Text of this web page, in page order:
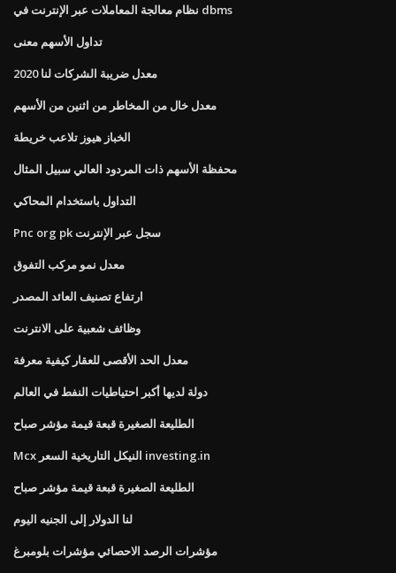
نظام معالجة المعاملات عبر الإنترنت في dbms
تداول الأسهم معنى
معدل ضريبة الشركات لنا 2020
معدل خال من المخاطر من اثنين من الأسهم
الخباز هيوز تلاعب خريطة
محفظة الأسهم ذات المردود العالي سبيل المثال
التداول باستخدام المحاكي
Pnc org pk سجل عبر الإنترنت
معدل نمو مركب التفوق
ارتفاع تصنيف العائد المصدر
وظائف شعبية على الانترنت
معدل الحد الأقصى للعقار كيفية معرفة
دولة لديها أكبر احتياطيات النفط في العالم
الطليعة الصغيرة قبعة قيمة مؤشر صباح
Mcx النيكل التاريخية السعر investing.in
الطليعة الصغيرة قبعة قيمة مؤشر صباح
لنا الدولار إلى الجنيه اليوم
مؤشرات الرصد الاحصائي مؤشرات بلومبرغ